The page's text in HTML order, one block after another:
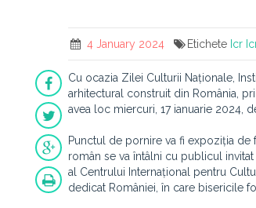
4 January 2024 Etichete Icr
Cu ocazia Zilei Culturii Naționale,
arhitectural construit din România,
avea loc miercuri, 17 ianuarie 2024,
Punctul de pornire va fi expoziția de
român se va întâlni cu publicul
al Centrului Internațional pentru
dedicat României, în care bisericile